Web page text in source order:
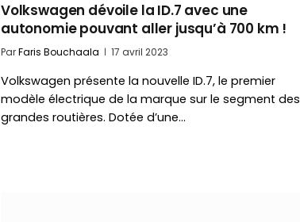
Volkswagen dévoile la ID.7 avec une
autonomie pouvant aller jusqu’à 700 km !
ParFaris Bouchaala 17 avril 2023
Volkswagen présente la nouvelle ID.7, le premier
modèle électrique de la marque sur le segment des
grandes routières. Dotée d’une…